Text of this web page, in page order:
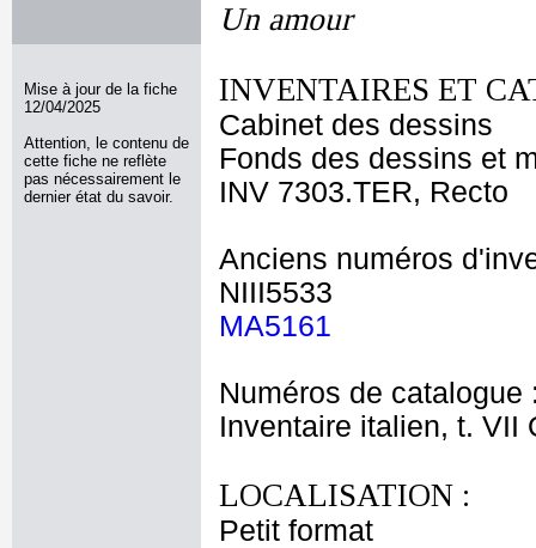
Mise à jour de la fiche
12/04/2025
Attention, le contenu de
cette fiche ne reflète
pas nécessairement le
dernier état du savoir.
Un amour
INVENTAIRES ET
Cabinet des dessins
Fonds des dessins et
INV 7303.TER, Recto
Anciens numéros
NIII5533
MA5161
Numéros de catalogue
Inventaire italien, t. VII
LOCALISATION :
Petit format